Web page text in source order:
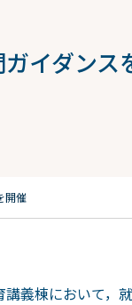
イダンス
開催
義棟において，